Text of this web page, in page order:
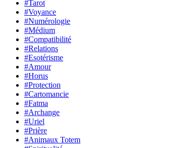
#Tarot
#Voyance
#Numérologie
#Médium
#Compatibilité
#Relations
#Esotérisme
#Amour
#Horus
#Protection
#Cartomancie
#Fatma
#Archange
#Uriel
#Prière
#Animaux Totem